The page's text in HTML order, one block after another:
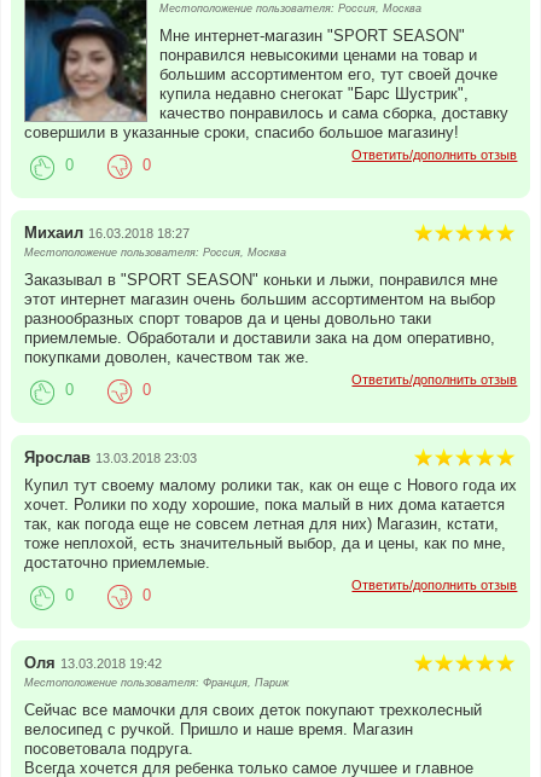
Местоположение пользователя: Россия, Москва
Мне интернет-магазин "SPORT SEASON"
понравился невысокими ценами на товар и
большим ассортиментом его, тут своей дочке
купила недавно снегокат "Барс Шустрик",
качество понравилось и сама сборка, доставку
совершили в указанные сроки, спасибо большое магазину!
Ответить/дополнить отзыв
0 0
Михаил 16.03.2018 18:27
Местоположение пользователя: Россия, Москва
Заказывал в "SPORT SEASON" коньки и лыжи, понравился мне
этот интернет магазин очень большим ассортиментом на выбор
разнообразных спорт товаров да и цены довольно таки
приемлемые. Обработали и доставили зака на дом оперативно,
покупками доволен, качеством так же.
Ответить/дополнить отзыв
0 0
Ярослав 13.03.2018 23:03
Купил тут своему малому ролики так, как он еще с Нового года их
хочет. Ролики по ходу хорошие, пока малый в них дома катается
так, как погода еще не совсем летная для них) Магазин, кстати,
тоже неплохой, есть значительный выбор, да и цены, как по мне,
достаточно приемлемые.
Ответить/дополнить отзыв
0 0
Оля 13.03.2018 19:42
Местоположение пользователя: Франция, Париж
Сейчас все мамочки для своих деток покупают трехколесный
велосипед с ручкой. Пришло и наше время. Магазин
посоветовала подруга.
Всегда хочется для ребенка только самое лучшее и главное